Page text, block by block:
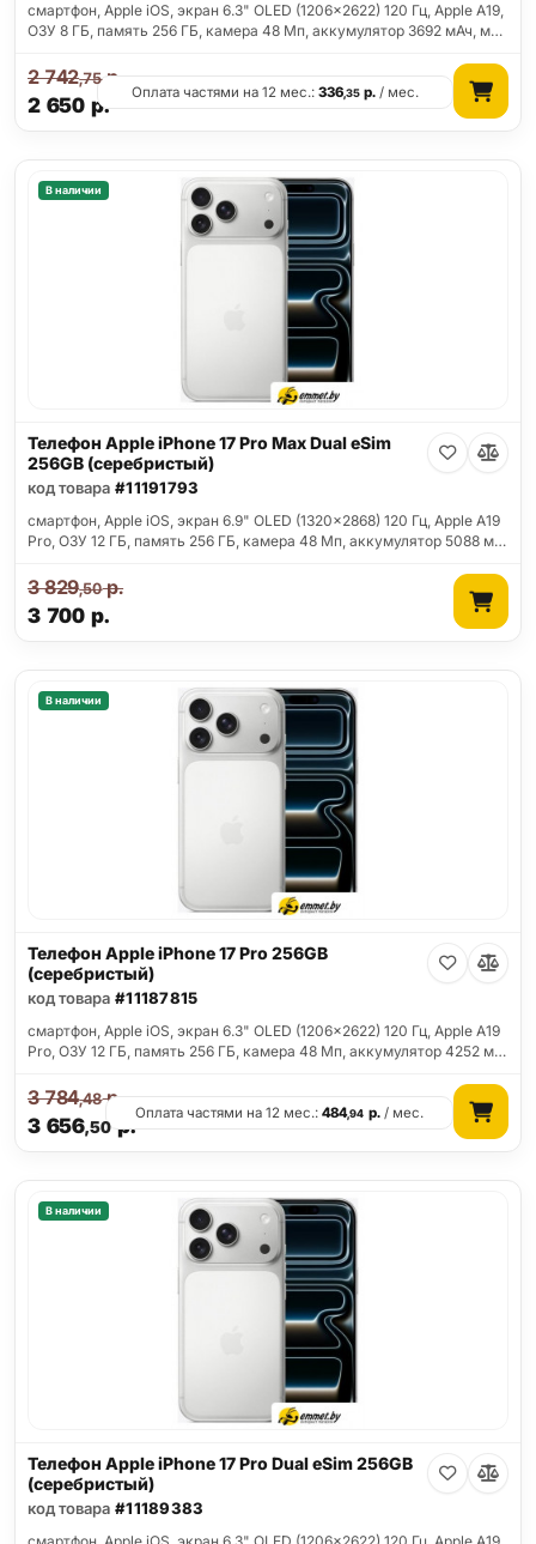
смартфон, Apple iOS, экран 6.3" OLED (1206x2622) 120 Гц, Apple A19,
ОЗУ 8 ГБ, память 256 ГБ, камера 48 Мп, аккумулятор 3692 мАч, м…
2 650 р.
2 742,75р.
Оплата частями на 12 мес.:336,35 р. / мес.
В наличии
Телефон Apple iPhone 17 Pro Max Dual eSim
256GB (серебристый)
код товара #11191793
смартфон, Apple iOS, экран 6.9" OLED (1320x2868) 120 Гц, Apple A19
Pro, ОЗУ 12 ГБ, память 256 ГБ, камера 48 Мп, аккумулятор 5088 м…
3 700 р.
3 829,50р.
В наличии
Телефон Apple iPhone 17 Pro 256GB
(серебристый)
код товара #11187815
смартфон, Apple iOS, экран 6.3" OLED (1206x2622) 120 Гц, Apple A19
Pro, ОЗУ 12 ГБ, память 256 ГБ, камера 48 Мп, аккумулятор 4252 м…
3 656,50 р.
3 784,48р.
Оплата частями на 12 мес.:484,94 р./ мес.
В наличии
Телефон Apple iPhone 17 Pro Dual eSim 256GB
(серебристый)
код товара #11189383